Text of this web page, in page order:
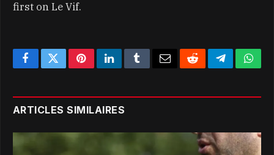
first on Le Vif.
FacebookTwitterPinterestLinkedInTumblr EmailRedditTelegram
ARTICLES SIMILAIRES